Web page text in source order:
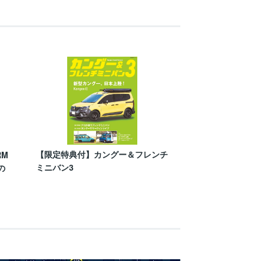
【限定特典付】カングー＆フレンチ
ミニバン3